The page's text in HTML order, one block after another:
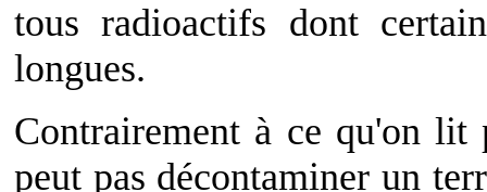
tous radioactifs dont
longues.
Contrairement à ce qu'on lit
peut pas décontaminer un